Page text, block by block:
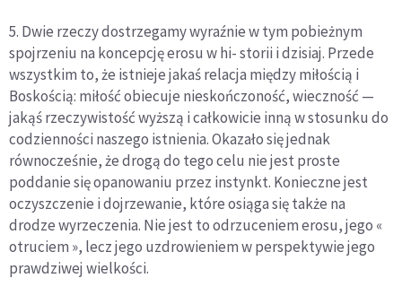
5. Dwie rzeczy dostrzegamy wyraźnie w tym pobieżnym
spojrzeniu na koncepcję erosu w hi- storii i dzisiaj. Przede
wszystkim to, że istnieje jakaś relacja między miłością i
Boskością: miłość obiecuje nieskończoność, wieczność —
jakąś rzeczywistość wyższą i całkowicie inną w stosunku do
codzienności naszego istnienia. Okazało się jednak
równocześnie, że drogą do tego celu nie jest proste
poddanie się opanowaniu przez instynkt. Konieczne jest
oczyszczenie i dojrzewanie, które osiąga się także na
drodze wyrzeczenia. Nie jest to odrzuceniem erosu, jego «
otruciem », lecz jego uzdrowieniem w perspektywie jego
prawdziwej wielkości.